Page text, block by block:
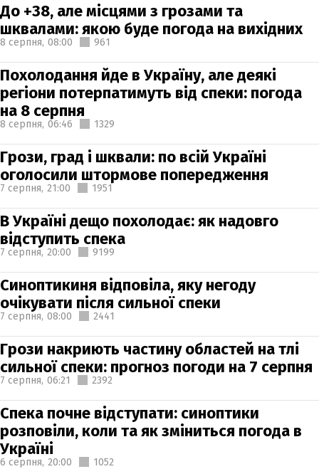
До +38, але місцями з грозами та
шквалами: якою буде погода на вихідних
8 серпня, 08:00 961
Похолодання йде в Україну, але деякі
регіони потерпатимуть від спеки: погода
на 8 серпня
8 серпня, 06:46 1329
Грози, град і шквали: по всій Україні
оголосили штормове попередження
7 серпня, 21:00 1951
В Україні дещо похолодає: як надовго
відступить спека
7 серпня, 20:00 9199
Синоптикиня відповіла, яку негоду
очікувати після сильної спеки
7 серпня, 08:00 2441
Грози накриють частину областей на тлі
сильної спеки: прогноз погоди на 7 серпня
7 серпня, 06:21 2392
Спека почне відступати: синоптики
розповіли, коли та як зміниться погода в
Україні
6 серпня, 20:00 1052